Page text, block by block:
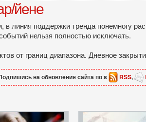
йене
линия поддержки тренда понемногу
нельзя полностью исключать.
от границ диапазона. Дневное
на обновления сайта по s RSS,